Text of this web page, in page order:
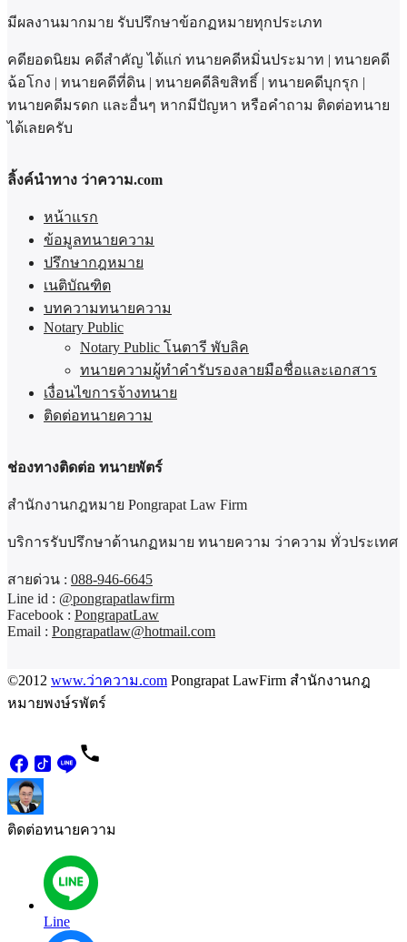
มีผลงานมากมาย รับปรึกษาข้อกฏหมายทุกประเภท
คดียอดนิยม คดีสำคัญ ได้แก่ ทนายคดีหมิ่นประมาท | ทนายคดี
ฉ้อโกง | ทนายคดีที่ดิน | ทนายคดีลิขสิทธิ์ | ทนายคดีบุกรุก |
ทนายคดีมรดก และอื่นๆ หากมีปัญหา หรือคำถาม ติดต่อทนาย
ได้เลยครับ
ลิ้งค์นำทาง ว่าความ.com
หน้าแรก
ข้อมูลทนายความ
ปรึกษากฎหมาย
เนติบัณฑิต
บทความทนายความ
Notary Public
Notary Public โนตารี พับลิค
ทนายความผู้ทำคำรับรองลายมือชื่อและเอกสาร
เงื่อนไขการจ้างทนาย
ติดต่อทนายความ
ช่องทางติดต่อ ทนายพัตร์
สำนักงานกฎหมาย Pongrapat Law Firm
บริการรับปรึกษาด้านกฏหมาย ทนายความ ว่าความ ทั่วประเทศ
สายด่วน : 088-946-6645
Line id : @pongrapatlawfirm
Facebook : PongrapatLaw
Email : Pongrapatlaw@hotmail.com
©2012 www.ว่าความ.com Pongrapat LawFirm สำนักงานกฎ
หมายพงษ์รพัตร์
ติดต่อทนายความ
Line